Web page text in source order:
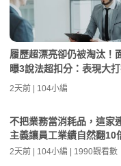
履歷超漂亮卻仍被淘汰！
曝3說法超扣分：表現大
2天前 | 104小編
不把業務當消耗品，這家
主義讓員工業績自然翻10
2天前 | 104小編 | 1990觀看數